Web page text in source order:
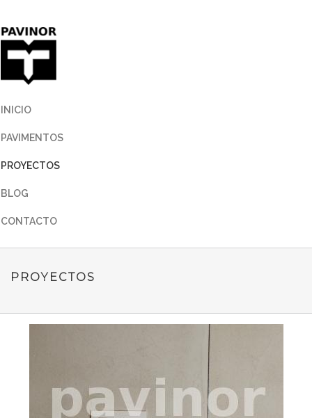
INICIO
PAVIMENTOS
PROYECTOS
BLOG
CONTACTO
PROYECTOS